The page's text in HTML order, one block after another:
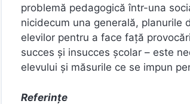
problemă pedagogică într-una
nicidecum una generală, planurile
elevilor pentru a face față
succes și insucces școlar – este
elevului și măsurile ce se impun
Referințe